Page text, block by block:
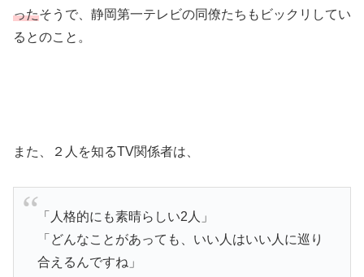
ったそうで、静岡第一テレビの同僚たちもビックリしてい
るとのこと。
また、２人を知るTV関係者は、
「人格的にも素晴らしい2人」
「どんなことがあっても、いい人はいい人に巡り
合えるんですね」